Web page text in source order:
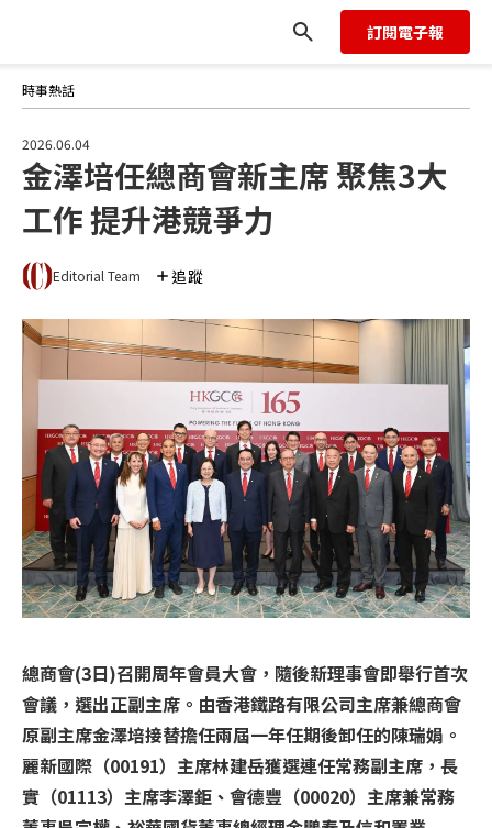
訂閱電子報
時事熱話
2026.06.04
金澤培任總商會新主席 聚焦3大
工作 提升港競爭力
Editorial Team 追蹤
總商會(3日)召開周年會員大會，隨後新理事會即舉行首次
會議，選出正副主席。由香港鐵路有限公司主席兼總商會
原副主席金澤培接替擔任兩屆一年任期後卸任的陳瑞娟。
麗新國際（00191）主席林建岳獲選連任常務副主席，長
實（01113）主席李澤鉅、會德豐（00020）主席兼常務